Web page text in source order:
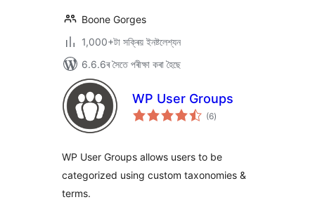
Boone Gorges
1,000+টা সক্ৰিয় ইনষ্টলেশ্যন
6.6.6ৰ সৈতে পৰীক্ষা কৰা হৈছে
WP User Groups
(6টা
মুঠ)
WP User Groups allows users to be
categorized using custom taxonomies &
terms.